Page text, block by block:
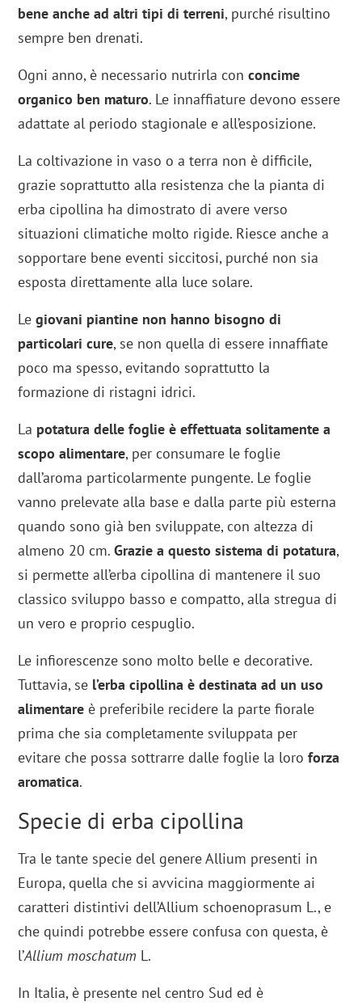
bene anche ad altri tipi di terreni, purché risultino
sempre ben drenati.
Ogni anno, è necessario nutrirla conconcime
organico ben maturo. Le innaffiature devono essere
adattate al periodo stagionale e all’esposizione.
La coltivazione in vaso o a terra non è difficile,
grazie soprattutto alla resistenza che la pianta di
erba cipollina ha dimostrato di avere verso
situazioni climatiche molto rigide. Riesce anche a
sopportare bene eventi siccitosi, purché non sia
esposta direttamente alla luce solare.
Legiovani piantine non hanno bisogno di
particolari cure, se non quella di essere innaffiate
poco ma spesso, evitando soprattutto la
formazione di ristagni idrici.
La potatura delle foglie è effettuata solitamente a
scopo alimentare, per consumare le foglie
dall’aroma particolarmente pungente. Le foglie
vanno prelevate alla base e dalla parte più esterna
quando sono già ben sviluppate, con altezza di
almeno 20 cm.Grazie a questo sistema di potatura,
si permette all’erba cipollina di mantenere il suo
classico sviluppo basso e compatto, alla stregua di
un vero e proprio cespuglio.
Le infiorescenze sono molto belle e decorative.
Tuttavia, se l’erba cipollina è destinata ad un uso
alimentare è preferibile recidere la parte fiorale
prima che sia completamente sviluppata per
evitare che possa sottrarre dalle foglie la loroforza
aromatica.
Specie di erba cipollina
Tra le tante specie del genere Allium presenti in
Europa, quella che si avvicina maggiormente ai
caratteri distintivi dell’Allium schoenoprasum L., e
che quindi potrebbe essere confusa con questa, è
l’Allium moschatum L.
In Italia, è presente nel centro Sud ed è